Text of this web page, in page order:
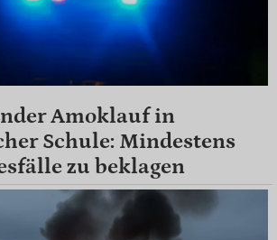
Amoklauf in
Schule: Mindestens
zu beklagen